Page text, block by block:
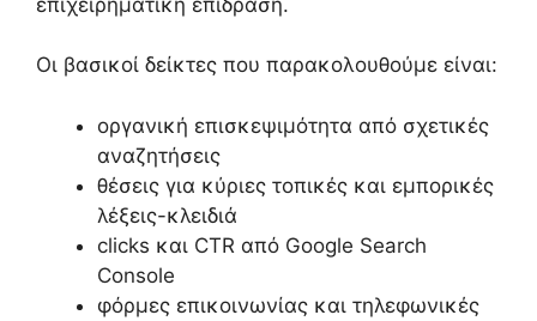
Οι βασικοί δείκτες που παρακολουθούμε είναι:
οργανική επισκεψιμότητα από σχετικές
αναζητήσεις
θέσεις για κύριες τοπικές και εμπορικές
λέξεις-κλειδιά
clicks και CTR από Google Search
Console
φόρμες επικοινωνίας και τηλεφωνικές